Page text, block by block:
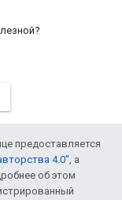
предоставляется
4.0", а
об этом